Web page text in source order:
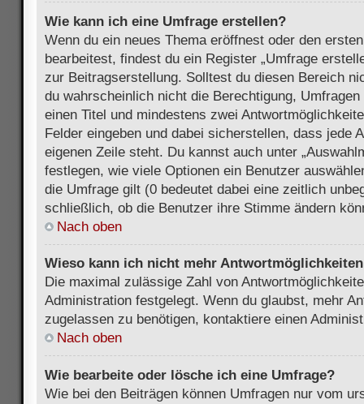
Wie kann ich eine Umfrage erstellen?
Wenn du ein neues Thema eröffnest oder den
bearbeitest, findest du ein Register „Umfrage
zur Beitragserstellung. Solltest du diesen Bereich
du wahrscheinlich nicht die Berechtigung,
einen Titel und mindestens zwei
Felder eingeben und dabei sicherstellen, dass jede
eigenen Zeile steht. Du kannst auch unter
festlegen, wie viele Optionen ein Benutzer
die Umfrage gilt (0 bedeutet dabei eine zeitlich
schließlich, ob die Benutzer ihre Stimme ändern
Nach oben
Wieso kann ich nicht mehr
Die maximal zulässige Zahl von
Administration festgelegt. Wenn du glaubst, mehr
zugelassen zu benötigen, kontaktiere einen
Nach oben
Wie bearbeite oder lösche ich eine Umfrage?
Wie bei den Beiträgen können Umfragen nur vom